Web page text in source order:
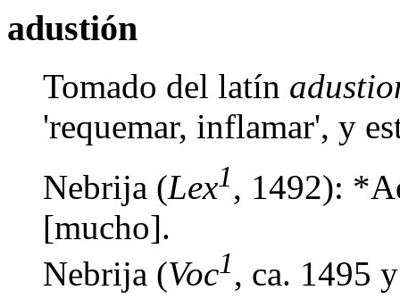
adustión
Tomado del latín
'requemar, inflamar', y
Nebrija (Lex1, 1492):
[mucho].
Nebrija (Voc1, ca. 1495